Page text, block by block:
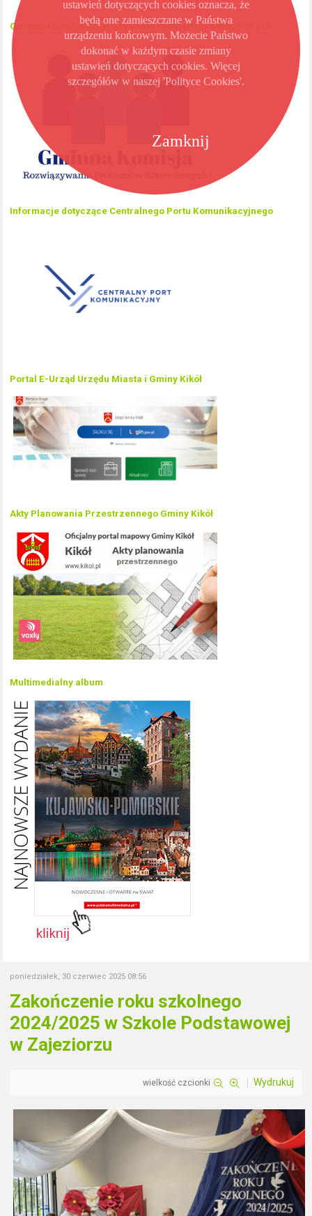
Gminna Komisja Rozwiązywania Problemów Alkoholowych
Informacje dotyczące Centralnego Portu Komunikacyjnego
Portal E-Urząd Urzędu Miasta i Gminy Kikół
Akty Planowania Przestrzennego Gminy Kikół
Multimedialny album
poniedziałek, 30 czerwiec 2025 08:56
Zakończenie roku szkolnego
2024/2025 w Szkole Podstawowej
w Zajeziorzu
wielkość czcionki Wydrukuj
Zamknij
ustawień dotyczących cookies oznacza, że
będą one zamieszczane w Państwa
urządzeniu końcowym. Możecie Państwo
dokonać w każdym czasie zmiany
ustawień dotyczących cookies. Więcej
szczegółów w naszej 'Polityce Cookies'.